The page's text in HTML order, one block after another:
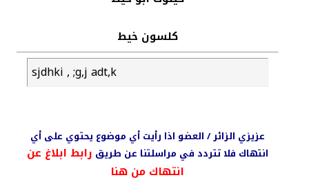
كلسون خيط
sjdhki , ;g,j adt,k
عزيزي الزائر / العضو اذا رأيت أي موضوع يحتوي على أي
انتهاك فلا تتردد في مراسلتنا عن طريق رابط ابلاغ عن
انتهاك من هنا